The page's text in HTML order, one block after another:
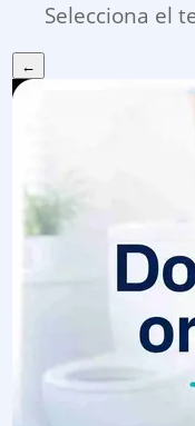
Selecciona el
←